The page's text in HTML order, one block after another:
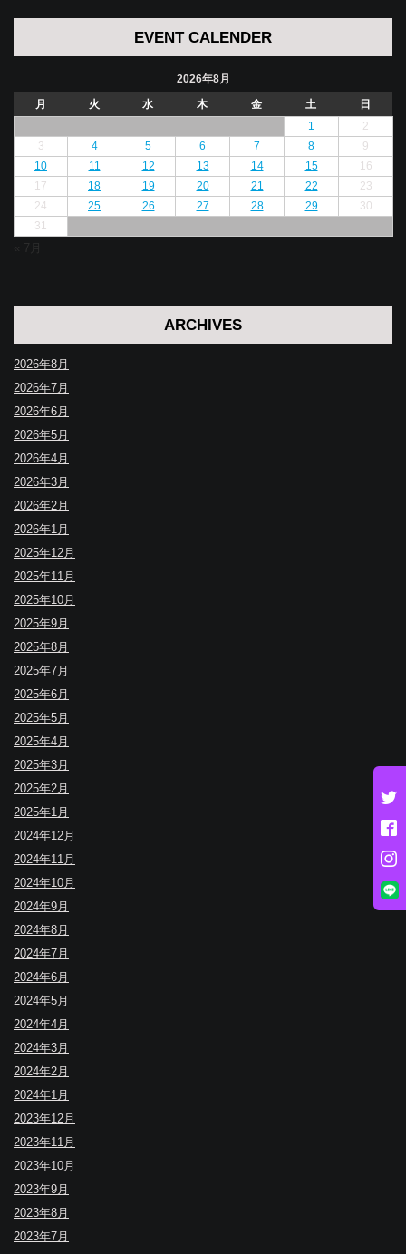
EVENT CALENDER
2026年8月
月
火 水 木 金 土
日
1
2
3
4 5 6 7 8
9
10
11 12 13 14 15
16
17
18 19 20 21 22
23
24
25 26 27 28 29
30
31
« 7月
ARCHIVES
2026年8月
2026年7月
2026年6月
2026年5月
2026年4月
2026年3月
2026年2月
2026年1月
2025年12月
2025年11月
2025年10月
2025年9月
2025年8月
2025年7月
2025年6月
2025年5月
2025年4月
2025年3月
2025年2月
2025年1月
2024年12月
2024年11月
2024年10月
2024年9月
2024年8月
2024年7月
2024年6月
2024年5月
2024年4月
2024年3月
2024年2月
2024年1月
2023年12月
2023年11月
2023年10月
2023年9月
2023年8月
2023年7月